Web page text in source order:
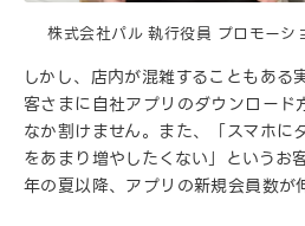
株式会社パル 執行役員 プロモーシ
しかし、店内が混雑することもある
客さまに自社アプリのダウンロード
なか割けません。また、「スマホに
をあまり増やしたくない」という
年の夏以降、アプリの新規会員数が